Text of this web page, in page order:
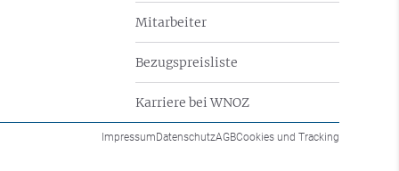
Mitarbeiter
Bezugspreisliste
Karriere bei WNOZ
ImpressumDatenschutzAGBCookies und Tracking